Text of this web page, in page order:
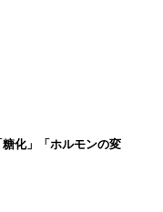
化」「ホルモンの変